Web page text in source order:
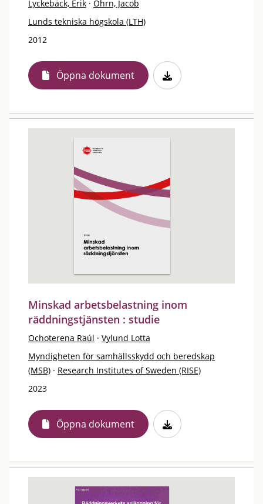
Lyckebäck, Erik · Öhrn, Jacob
Lunds tekniska högskola (LTH)
2012
Öppna dokument
Minskad arbetsbelastning inom
räddningstjänsten : studie
Ochoterena Raúl · Vylund Lotta
Myndigheten för samhällsskydd och beredskap
(MSB) · Research Institutes of Sweden (RISE)
2023
Öppna dokument